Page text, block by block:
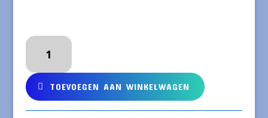
T-
van
biokatoen
met
vuurtoren
TOEVOEGEN AAN WINKELWAGEN